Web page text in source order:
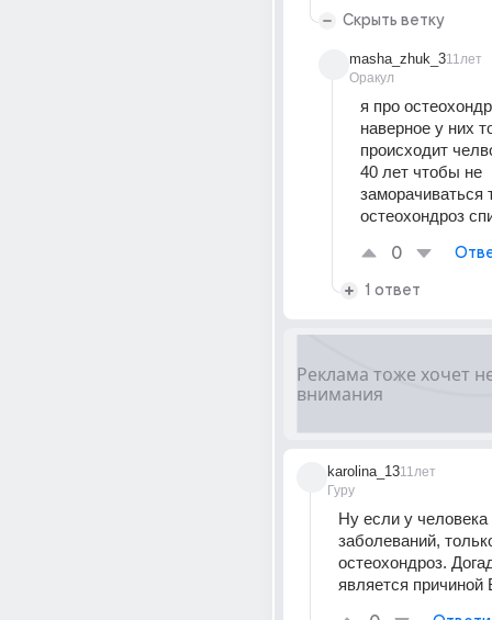
Скрыть ветку
masha_zhuk_3
Оракул
11лет
я про
наверное у них
происходит
40 лет чтобы не
заморачиваться
остеохондроз
0
1 ответ
karolina_13
Гуру
11лет
Ну если у человека
заболеваний,
остеохондроз.
является